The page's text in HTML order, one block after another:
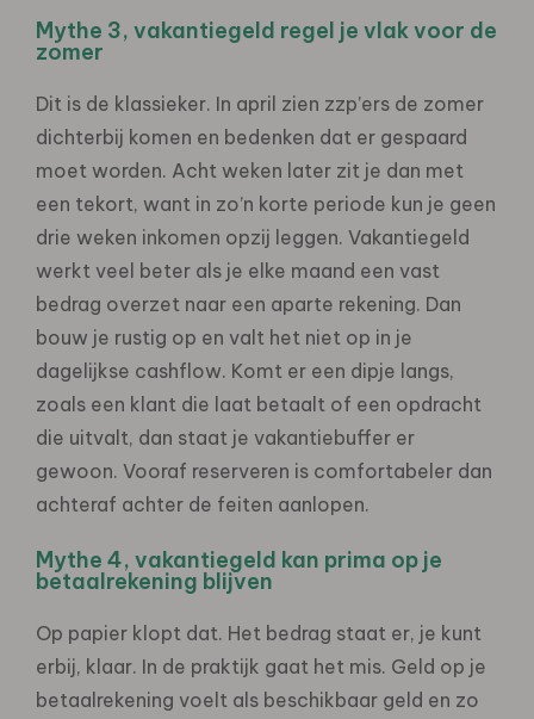
Mythe 3, vakantiegeld regel je vlak voor de
zomer
Dit is de klassieker. In april zien zzp’ers de zomer
dichterbij komen en bedenken dat er gespaard
moet worden. Acht weken later zit je dan met
een tekort, want in zo’n korte periode kun je geen
drie weken inkomen opzij leggen. Vakantiegeld
werkt veel beter als je elke maand een vast
bedrag overzet naar een aparte rekening. Dan
bouw je rustig op en valt het niet op in je
dagelijkse cashflow. Komt er een dipje langs,
zoals een klant die laat betaalt of een opdracht
die uitvalt, dan staat je vakantiebuffer er
gewoon. Vooraf reserveren is comfortabeler dan
achteraf achter de feiten aanlopen.
Mythe 4, vakantiegeld kan prima op je
betaalrekening blijven
Op papier klopt dat. Het bedrag staat er, je kunt
erbij, klaar. In de praktijk gaat het mis. Geld op je
betaalrekening voelt als beschikbaar geld en zo